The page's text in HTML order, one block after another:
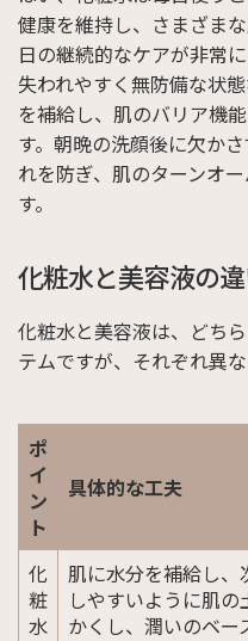
健康を維持し、さまざま
日の継続的なケアが非常
失われやすく無防備な状
を補給し、肌のバリア機
す。朝晩の洗顔後に欠か
れを防ぎ、肌のターンオ
す。
化粧水と美容液の
化粧水と美容液は、どち
テムですが、それぞれ異
ポ
イ
ン
ト
具体的な工夫
化
粧
水
肌に水分を補給し
しやすいように肌
かくし、潤いのベー